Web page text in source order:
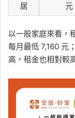
居
元
以一般家庭來看，
每月最低 7,160 元
高，租金也相對較